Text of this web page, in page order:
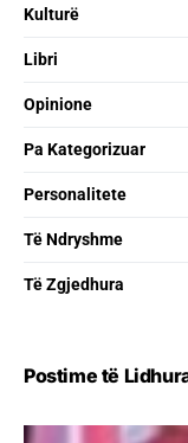
Kulturë
Libri
Opinione
Pa Kategorizuar
Personalitete
Të Ndryshme
Të Zgjedhura
Postime të